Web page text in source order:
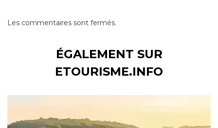
Les commentaires sont fermés.
ÉGALEMENT SUR
ETOURISME.INFO